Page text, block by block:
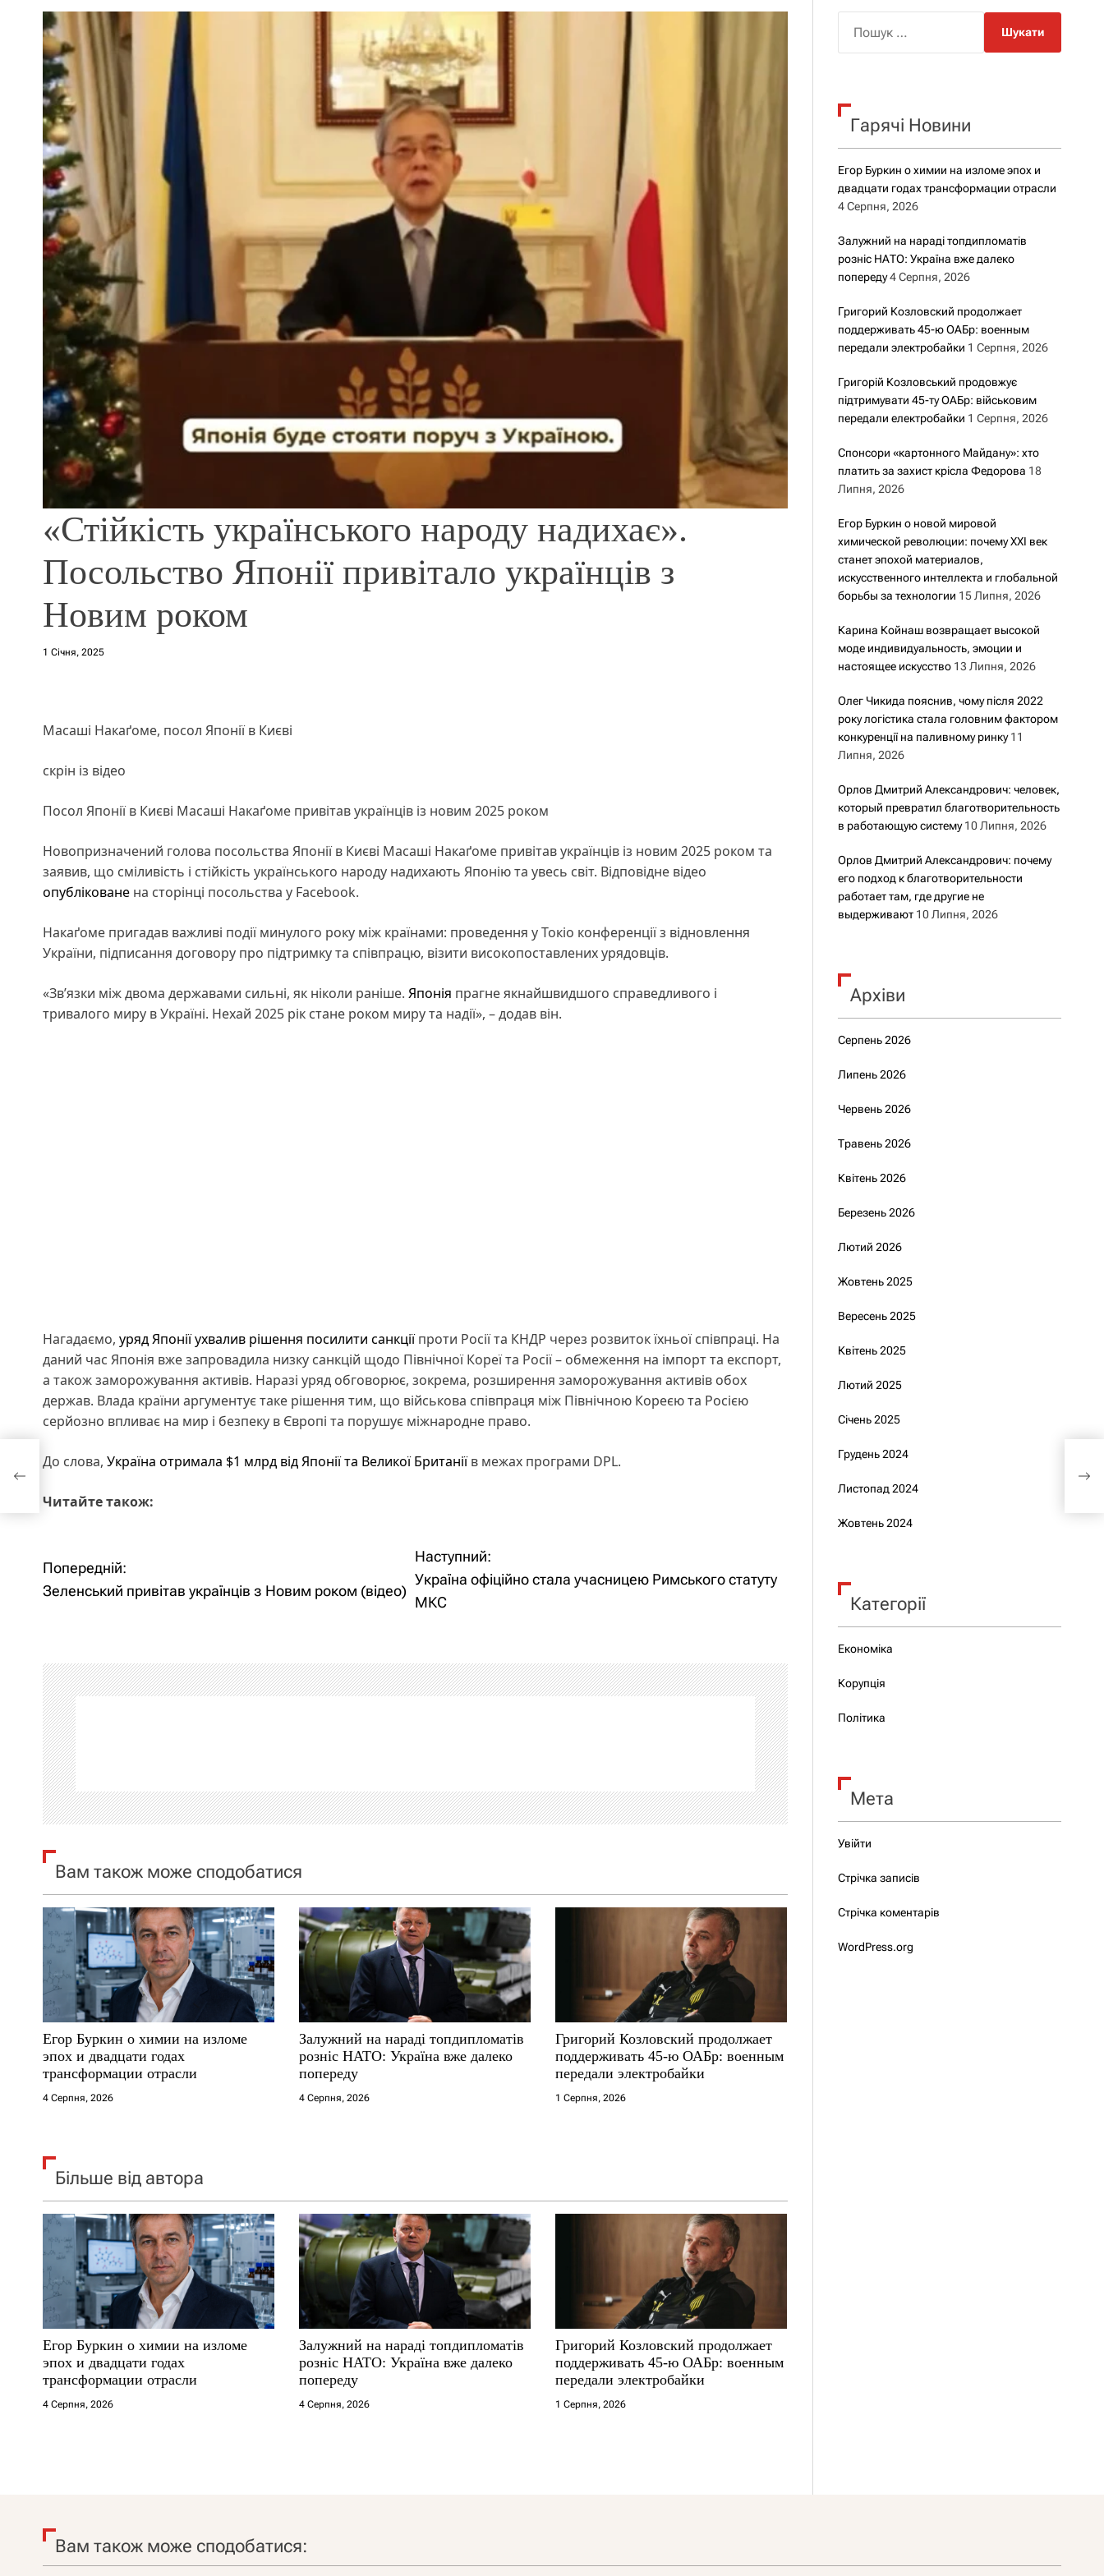
о
у
«Стійкість українського народу надихає».
Посольство Японії привітало українців з
Новим роком
1 Січня, 2025
Масаші Накаґоме, посол Японії в Києві
скрін із відео
Посол Японії в Києві Масаші Накаґоме привітав українців із новим 2025 роком
Новопризначений голова посольства Японії в Києві Масаші Накаґоме привітав українців із новим 2025 роком та
заявив, що сміливість і стійкість українського народу надихають Японію та увесь світ. Відповідне відео
опубліковане на сторінці посольства у Facebook.
Накаґоме пригадав важливі події минулого року між країнами: проведення у Токіо конференції з відновлення
України, підписання договору про підтримку та співпрацю, візити високопоставлених урядовців.
«Зв’язки між двома державами сильні, як ніколи раніше. Японія прагне якнайшвидшого справедливого і
тривалого миру в Україні. Нехай 2025 рік стане роком миру та надії», – додав він.
Нагадаємо, уряд Японії ухвалив рішення посилити санкціїпроти Росії та КНДР через розвиток їхньої співпраці. На
даний час Японія вже запровадила низку санкцій щодо Північної Кореї та Росії – обмеження на імпорт та експорт,
а також заморожування активів. Наразі уряд обговорює, зокрема, розширення заморожування активів обох
держав. Влада країни аргументує таке рішення тим, що військова співпраця між Північною Кореєю та Росією
серйозно впливає на мир і безпеку в Європі та порушує міжнародне право.
До слова, Україна отримала $1 млрд від Японії та Великої Британіїв межах програми DPL.
Читайте також:
Н
а
і
г
а
ц
і
я
а
п
и
с
і
в
Попередній:
Зеленський привітав українців з Новим роком (відео)
Наступний:
Україна офіційно стала учасницею Римського статуту
МКС
Вам також може сподобатися
Егор Буркин о химии на изломе
эпох и двадцати годах
трансформации отрасли
4 Серпня, 2026
Залужний на нараді топдипломатів
розніс НАТО: Україна вже далеко
попереду
4 Серпня, 2026
Григорий Козловский продолжает
поддерживать 45-ю ОАБр: военным
передали электробайки
1 Серпня, 2026
Більше від автора
Егор Буркин о химии на изломе
эпох и двадцати годах
трансформации отрасли
4 Серпня, 2026
Залужний на нараді топдипломатів
розніс НАТО: Україна вже далеко
попереду
4 Серпня, 2026
Григорий Козловский продолжает
поддерживать 45-ю ОАБр: военным
передали электробайки
1 Серпня, 2026
к
Гарячі Новини
Егор Буркин о химии на изломе эпох и
двадцати годах трансформации отрасли
4 Серпня, 2026
Залужний на нараді топдипломатів
розніс НАТО: Україна вже далеко
попереду 4 Серпня, 2026
Григорий Козловский продолжает
поддерживать 45-ю ОАБр: военным
передали электробайки 1 Серпня, 2026
Григорій Козловський продовжує
підтримувати 45-ту ОАБр: військовим
передали електробайки 1 Серпня, 2026
Спонсори «картонного Майдану»: хто
платить за захист крісла Федорова 18
Липня, 2026
Егор Буркин о новой мировой
химической революции: почему XXI век
станет эпохой материалов,
искусственного интеллекта и глобальной
борьбы за технологии 15 Липня, 2026
Карина Койнаш возвращает высокой
моде индивидуальность, эмоции и
настоящее искусство 13 Липня, 2026
Олег Чикида пояснив, чому після 2022
року логістика стала головним фактором
конкуренції на паливному ринку 11
Липня, 2026
Орлов Дмитрий Александрович: человек,
который превратил благотворительность
в работающую систему 10 Липня, 2026
Орлов Дмитрий Александрович: почему
его подход к благотворительности
работает там, где другие не
выдерживают 10 Липня, 2026
Архіви
Серпень 2026
Липень 2026
Червень 2026
Травень 2026
Квітень 2026
Березень 2026
Лютий 2026
Жовтень 2025
Вересень 2025
Квітень 2025
Лютий 2025
Січень 2025
Грудень 2024
Листопад 2024
Жовтень 2024
Категорії
Економіка
Корупція
Політика
Мета
Увійти
Стрічка записів
Стрічка коментарів
WordPress.org
Вам також може сподобатися: